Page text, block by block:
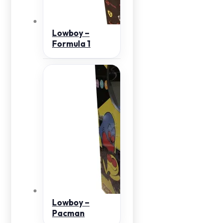
Lowboy –
Formula 1
Lowboy –
Pacman